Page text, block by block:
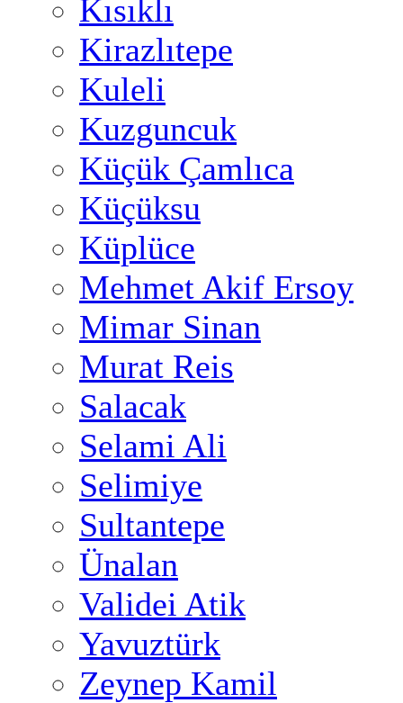
Kısıklı
Kirazlıtepe
Kuleli
Kuzguncuk
Küçük Çamlıca
Küçüksu
Küplüce
Mehmet Akif Ersoy
Mimar Sinan
Murat Reis
Salacak
Selami Ali
Selimiye
Sultantepe
Ünalan
Validei Atik
Yavuztürk
Zeynep Kamil